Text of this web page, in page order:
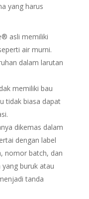
yang harus
asli memiliki
air murni.
dalam larutan
memiliki bau
tidak biasa dapat
dikemas dalam
dengan label
nomor batch, dan
buruk atau
tanda